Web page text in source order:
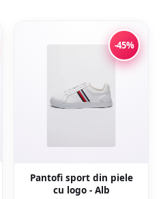
-45%
Pantofi sport din piele
cu logo - Alb